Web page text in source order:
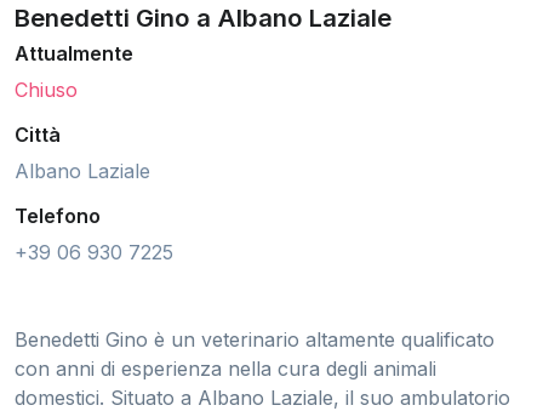
Benedetti Gino a Albano Laziale
Attualmente
Chiuso
Città
Albano Laziale
Telefono
+39 06 930 7225
Benedetti Gino è un veterinario altamente qualificato
con anni di esperienza nella cura degli animali
domestici. Situato a Albano Laziale, il suo ambulatorio